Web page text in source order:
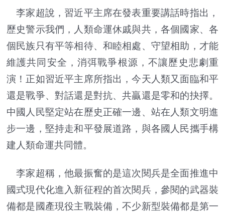
李家超說，習近平主席在發表重要講話時指出，
歷史警示我們，人類命運休戚與共，各個國家、各
個民族只有平等相待、和睦相處、守望相助，才能
維護共同安全，消弭戰爭根源，不讓歷史悲劇重
演！正如習近平主席所指出，今天人類又面臨和平
還是戰爭、對話還是對抗、共贏還是零和的抉擇。
中國人民堅定站在歷史正確一邊、站在人類文明進
步一邊，堅持走和平發展道路，與各國人民攜手構
建人類命運共同體。
李家超稱，他最振奮的是這次閱兵是全面推進中
國式現代化進入新征程的首次閱兵，參閱的武器裝
備都是國產現役主戰裝備，不少新型裝備都是第一